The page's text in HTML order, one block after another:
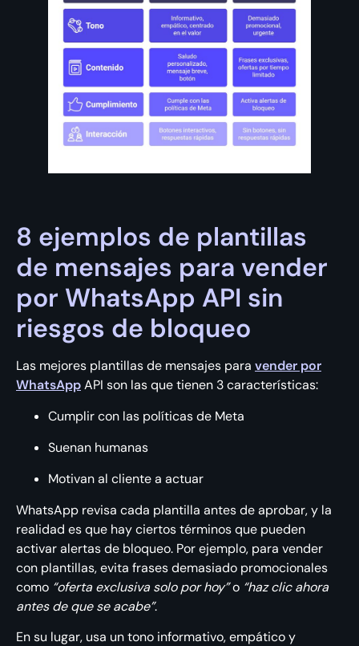
8 ejemplos de plantillas
de mensajes para vender
por WhatsApp API sin
riesgos de bloqueo
Las mejores plantillas de mensajes para vender por
WhatsAppAPI son las que tienen 3 características:
Cumplir con las políticas de Meta
Suenan humanas
Motivan al cliente a actuar
WhatsApp revisa cada plantilla antes de aprobar, y la
realidad es que hay ciertos términos que pueden
activar alertas de bloqueo. Por ejemplo, para vender
con plantillas, evita frases demasiado promocionales
como “oferta exclusiva solo por hoy”o “haz clic ahora
antes de que se acabe”.
En su lugar, usa un tono informativo, empático y